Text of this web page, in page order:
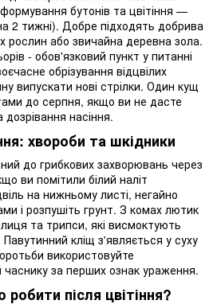
бутонів та цвітіння —
2 тижні). Добре підходять добрива
рослин або звичайна деревна зола.
- обов'язковий пункт у питанні
обрізування відцвілих
випускати нові стрілки. Один кущ
до серпня, якщо ви не дасте
насіння.
хвороби та шкідники
до грибкових захворювань через
ви помітили білий наліт
на нижньому листі, негайно
і розпушіть грунт. З комах лютик
та трипси, які висмоктують
кліщ з'являється у суху
використовуйте
часнику за перших ознак ураження.
після цвітіння?